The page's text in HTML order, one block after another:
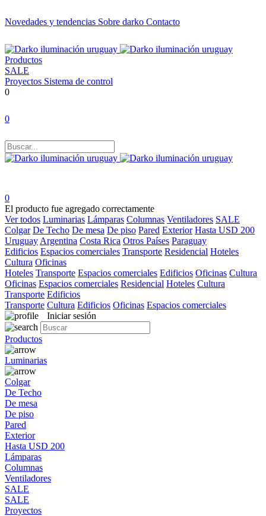
Novedades y tendencias Sobre darko Contacto
Productos
SALE
Proyectos Sistema de control
0
0
0
El producto fue agregado correctamente
Ver todos Luminarias Lámparas Columnas Ventiladores SALE
Colgar De Techo De mesa De piso Pared Exterior Hasta USD 200
Uruguay Argentina Costa Rica Otros Países Paraguay
Edificios Espacios comerciales Transporte Residencial Hoteles
Cultura Oficinas
Hoteles Transporte Espacios comerciales Edificios Oficinas Cultura
Oficinas Espacios comerciales Residencial Hoteles Cultura
Transporte Edificios
Transporte Cultura Edificios Oficinas Espacios comerciales
Iniciar sesión
Productos
Luminarias
Colgar
De Techo
De mesa
De piso
Pared
Exterior
Hasta USD 200
Lámparas
Columnas
Ventiladores
SALE
SALE
Proyectos